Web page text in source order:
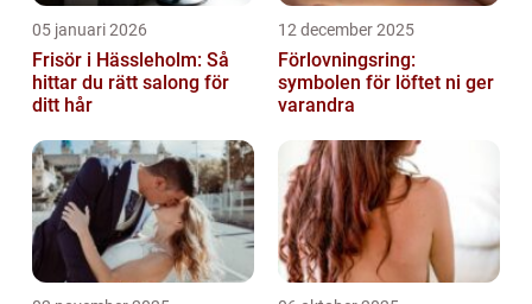
05 januari 2026
Frisör i Hässleholm: Så
hittar du rätt salong för
ditt hår
12 december 2025
Förlovningsring:
symbolen för löftet ni ger
varandra